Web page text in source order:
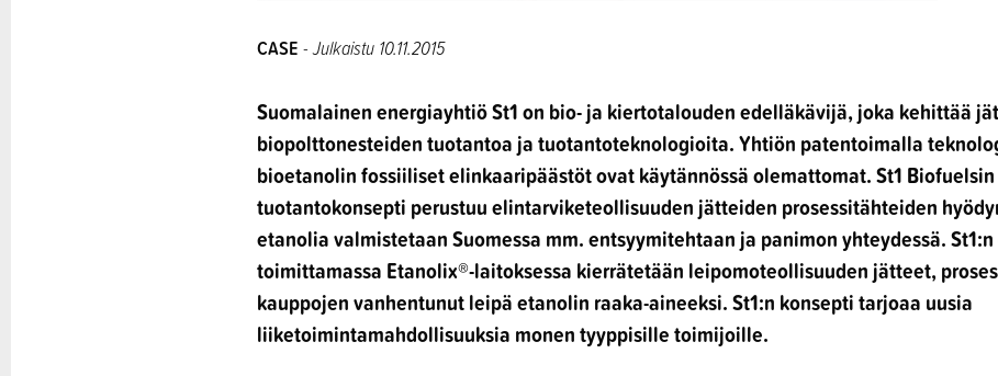
CASE - Julkaistu 10.11.2015
Suomalainen energiayhtiö St1on bio- ja kiertotalouden edelläkävijä, joka kehittää
biopolttonesteiden tuotantoa ja tuotantoteknologioita. Yhtiön patentoimalla
bioetanolin fossiiliset elinkaaripäästöt ovat käytännössä olemattomat.St1 Biofuelsin
tuotantokonsepti perustuu elintarviketeollisuuden jätteiden prosessitähteiden
etanolia valmistetaan Suomessa mm. entsyymitehtaan ja panimon yhteydessä.
toimittamassa Etanolix®-laitoksessa kierrätetään leipomoteollisuuden jätteet,
kauppojen vanhentunut leipä etanolin raaka-aineeksi. St1:n konsepti tarjoaa uusia
liiketoimintamahdollisuuksia monen tyyppisille toimijoille.